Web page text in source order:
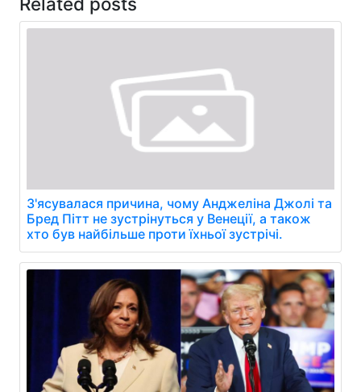
З'ясувалася причина, чому Анджеліна Джолі та
Бред Пітт не зустрінуться у Венеції, а також
хто був найбільше проти їхньої зустрічі.